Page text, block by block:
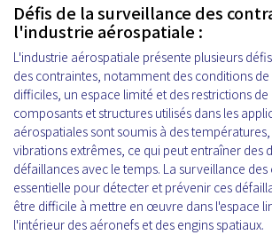
Défis de la surveillance des
l'industrie aérospatiale :
L'industrie aérospatiale présente plusieurs
des contraintes, notamment des conditions
difficiles, un espace limité et des restrictions de
composants et structures utilisés dans les
aérospatiales sont soumis à des
vibrations extrêmes, ce qui peut entraîner des
défaillances avec le temps. La surveillance
essentielle pour détecter et prévenir ces
être difficile à mettre en œuvre dans l'espace
l'intérieur des aéronefs et des engins spatiaux.